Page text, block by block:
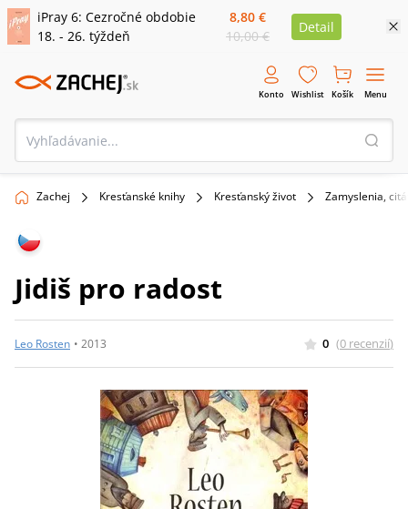
iPray 6: Cezročné obdobie
18. - 26. týždeň
8,80 €
10,00 €
Detail
Konto Wishlist Košík Menu
Zachej Kresťanské knihy Kresťanský život Zamyslenia,
Jidiš pro radost
Leo Rosten • 2013 0 (0 recenzií)